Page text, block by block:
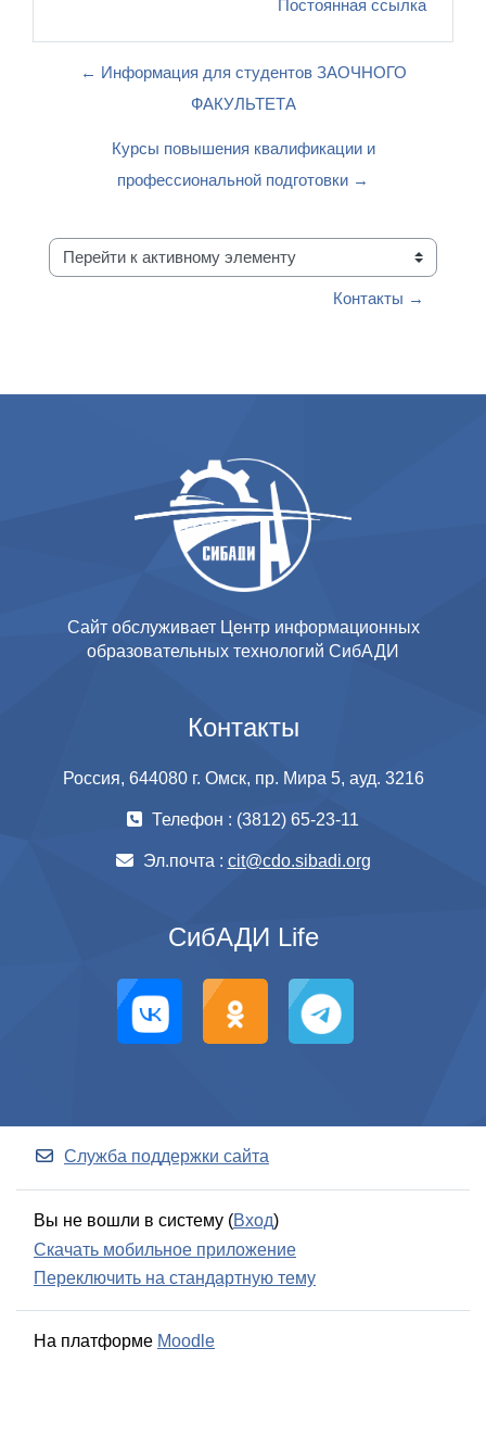
Постоянная ссылка
← Информация для студентов ЗАОЧНОГО
ФАКУЛЬТЕТА
Курсы повышения квалификации и
профессиональной подготовки →
Перейти к активному элементу
Контакты →
Сайт обслуживает Центр информационных
образовательных технологий СибАДИ
Контакты
Россия, 644080 г. Омск, пр. Мира 5, ауд. 3216
Телефон : (3812) 65-23-11
Эл.почта : cit@cdo.sibadi.org
СибАДИ Life
Служба поддержки сайта
Вы не вошли в систему (Вход)
Скачать мобильное приложение
Переключить на стандартную тему
На платформе Moodle